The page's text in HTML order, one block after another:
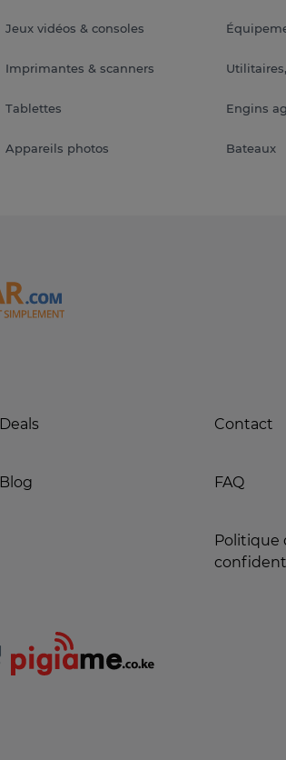
Jeux vidéos & consoles
Imprimantes & scanners
Tablettes
Appareils photos
Engins
Bateaux
Deals
Blog
Contact
FAQ
Politique